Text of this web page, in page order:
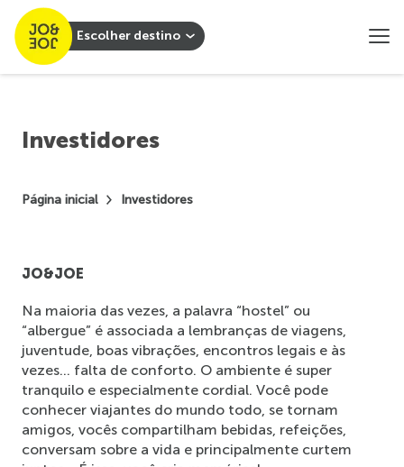
Escolher destino
Investidores
Página inicial Investidores
JO&JOE
Na maioria das vezes, a palavra “hostel” ou
“albergue” é associada a lembranças de viagens,
juventude, boas vibrações, encontros legais e às
vezes… falta de conforto. O ambiente é super
tranquilo e especialmente cordial. Você pode
conhecer viajantes do mundo todo, se tornam
amigos, vocês compartilham bebidas, refeições,
conversam sobre a vida e principalmente curtem